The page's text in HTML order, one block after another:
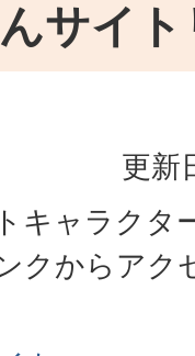
サイ
更新
キャラクタ
クからアク